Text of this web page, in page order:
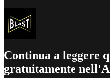
Continua a leggere
gratuitamente